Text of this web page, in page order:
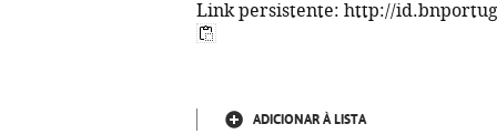
Link persistente: http://
ADICIONAR À LISTA